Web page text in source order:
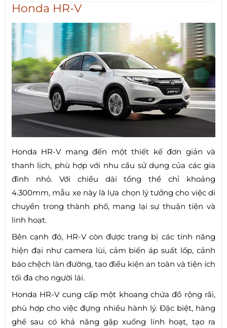
Honda HR-V
Honda HR-V mang đến một thiết kế đơn giản và
thanh lịch, phù hợp với nhu cầu sử dụng của các gia
đình nhỏ. Với chiều dài tổng thể chỉ khoảng
4.300mm, mẫu xe này là lựa chọn lý tưởng cho việc di
chuyển trong thành phố, mang lại sự thuận tiện và
linh hoạt.
Bên cạnh đó, HR-V còn được trang bị các tính năng
hiện đại như camera lùi, cảm biến áp suất lốp, cảnh
báo chệch làn đường, tạo điều kiện an toàn và tiện ích
tối đa cho người lái.
Honda HR-V cung cấp một khoang chứa đồ rộng rãi,
phù hợp cho việc đựng nhiều hành lý. Đặc biệt, hàng
ghế sau có khả năng gập xuống linh hoạt, tạo ra